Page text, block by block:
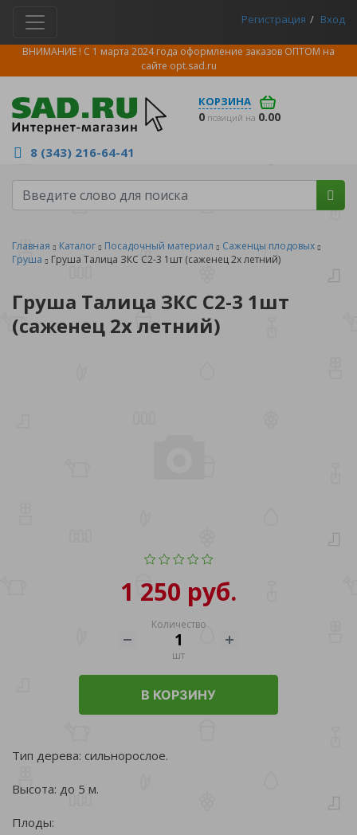
Регистрация Вход
ВНИМАНИЕ ! С 1 марта 2024 года оформление заказов ОПТОМ на
сайте opt.sad.ru
КОРЗИНА
0 позиций на 0.00
8 (343) 216-64-41
Главная Каталог Посадочный материал
Саженцы плодовых
Груша
Груша Талица ЗКС C2-3 1шт (саженец 2х летний)
Груша Талица ЗКС C2-3 1шт
(саженец 2х летний)
1 250 руб.
Количество
шт
В КОРЗИНУ
Тип дерева: сильнорослое.
Высота: до 5 м.
Плоды: